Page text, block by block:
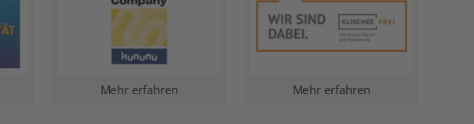
Mehr erfahren Mehr erfahren